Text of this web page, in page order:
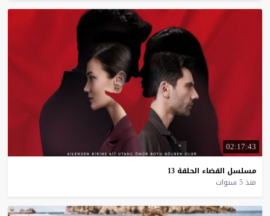
02:17:43
مسلسل القضاء الحلقة 13
منذ 5 سنوات